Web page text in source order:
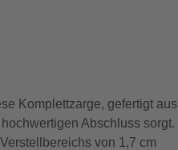
Komplettzarge, gefertigt aus
Abschluss sorgt.
von 1,7 cm